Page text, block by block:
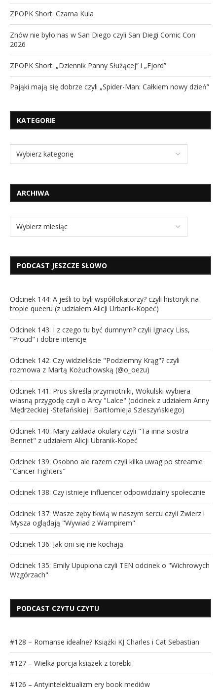
ZPOPK Short: Czarna Kula
Znów nie było nas w San Diego czyli San Diegi Comic Con
2026
ZPOPK Short: „Dziennik Panny Służącej” i „Fjord”
Pająki mają się dobrze czyli „Spider-Man: Całkiem nowy dzień”
KATEGORIE
ARCHIWA
PODCAST JESZCZE SŁOWO
Odcinek 144: A jeśli to byli współlokatorzy? czyli historyk na
tropie queeru (z udziałem Alicji Urbanik-Kopeć)
Odcinek 143: I z czego tu być dumnym? czyli Ignacy Liss,
"Proud" i dobre intencje
Odcinek 142: Czy widzieliście "Podziemny Krąg"? czyli
rozmowa z Martą Kożuchowską (@o_oezu)
Odcinek 141: Prus skreśla przymiotniki, Wokulski wybiera
własną przygodę czyli o Arcy "Lalce" (odcinek z udziałem Anny
Mędrzeckiej -Stefańskiej i Bartłomieja Szleszyńskiego)
Odcinek 140: Mary zakłada okulary czyli "Ta inna siostra
Bennet" z udziałem Alicji Ubranik-Kopeć
Odcinek 139: Osobno ale razem czyli kilka uwag po streamie
"Cancer Fighters"
Odcinek 138: Czy istnieje influencer odpowidzialny społecznie
Odcinek 137: Wasze zęby tkwią w naszym sercu czyli Zwierz i
Mysza oglądają "Wywiad z Wampirem"
Odcinek 136: Jak oni się nie kochają
Odcinek 135: Emily Upupiona czyli TEN odcinek o "Wichrowych
Wzgórzach"
PODCAST CZYTU CZYTU
#128 – Romanse idealne? Książki KJ Charles i Cat Sebastian
#127 – Wielka porcja książek z torebki
#126 – Antyintelektualizm ery book mediów